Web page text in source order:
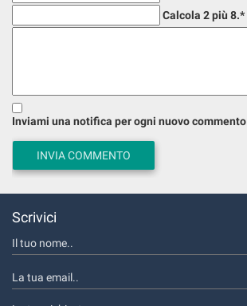
Calcola 2 più 8.*
Inviami una notifica per ogni nuovo commento
Scrivici